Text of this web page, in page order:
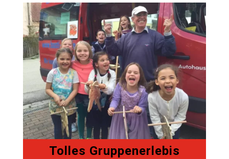
Tolles Gruppenerlebis